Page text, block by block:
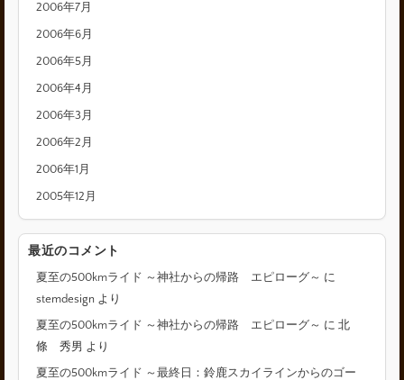
2006年7月
2006年6月
2006年5月
2006年4月
2006年3月
2006年2月
2006年1月
2005年12月
最近のコメント
夏至の500kmライド ～神社からの帰路 エピローグ～ に
stemdesign より
夏至の500kmライド ～神社からの帰路 エピローグ～ に北
條 秀男 より
夏至の500kmライド ～最終日：鈴鹿スカイラインからのゴー